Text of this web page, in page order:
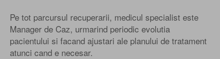
Pe tot parcursul recuperarii, medicul specialist este
Manager de Caz, urmarind periodic evolutia
pacientului si facand ajustari ale planului de tratament
atunci cand e necesar.